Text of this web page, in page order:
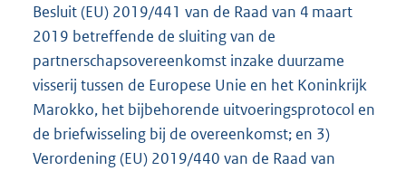
Besluit (EU) 2019/441 van de Raad van 4 maart
2019 betreffende de sluiting van de
partnerschapsovereenkomst inzake duurzame
visserij tussen de Europese Unie en het Koninkrijk
Marokko, het bijbehorende uitvoeringsprotocol en
de briefwisseling bij de overeenkomst; en 3)
Verordening (EU) 2019/440 van de Raad van